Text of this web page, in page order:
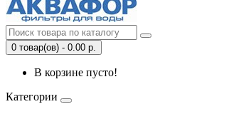
0 товар(ов) - 0.00 р.
В корзине пусто!
Категории